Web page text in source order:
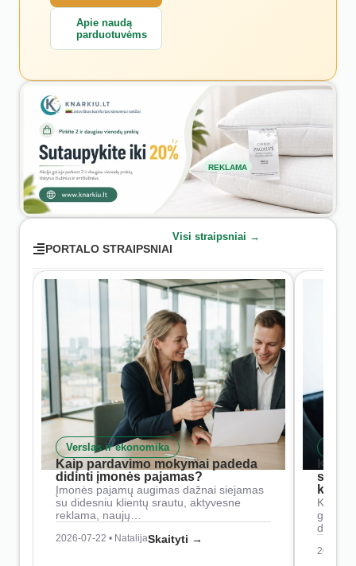
Apie naudą
parduotuvėms
REKLAMA
PORTALO STRAIPSNIAI
Visi straipsniai →
Verslas ir ekonomika
Kaip pardavimo mokymai padeda
didinti įmonės pajamas?
Įmonės pajamų augimas dažnai siejamas
su didesniu klientų srautu, aktyvesne
reklama, naujų…
2026-07-22 • NatalijaSkaityti →
Kaip
2026-